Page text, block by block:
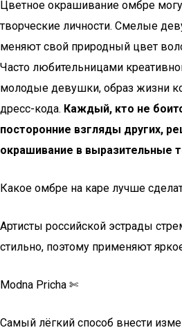
Цветное окрашивание омбре
творческие личности. Смелые
меняют свой природный цвет
Часто любительницами
молодые девушки, образ жизни
дресс-кода. Каждый, кто не
посторонние взгляды других,
окрашивание в выразительные
Какое омбре на каре лучше
Артисты российской эстрады
стильно, поэтому применяют
Modna Pricha ✄
Самый лёгкий способ внести